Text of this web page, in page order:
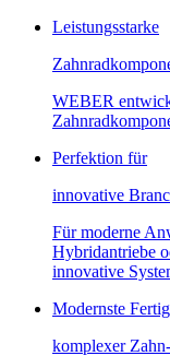
Leistungsstarke
WEBER
Perfektion für
innovative
Für moderne
Hybridantriebe
innovative
Modernste
komplexer